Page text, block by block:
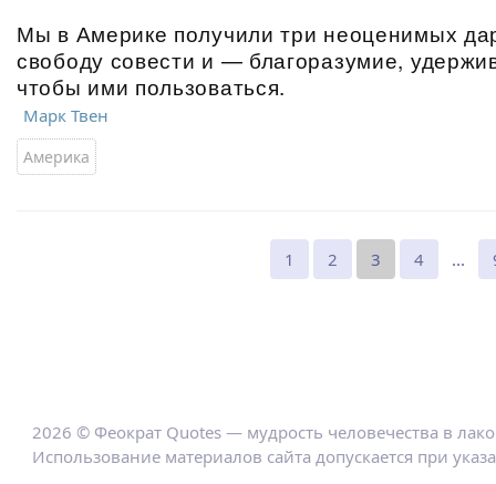
Мы в Америке получили три неоценимых
свободу совести и — благоразумие,
чтобы ими пользоваться.
Марк Твен
Америка
1 2 3 4 ...
2026 © Феократ Quotes — мудрость человечества в
Использование материалов сайта допускается при